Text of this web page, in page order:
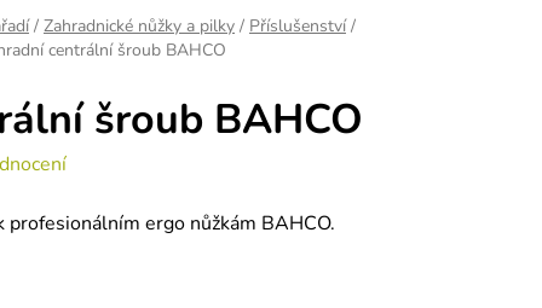
/ Zahradnické nůžky a pilky / Příslušenství /
centrální šroub BAHCO
šroub BAHCO
ergo nůžkám BAHCO.